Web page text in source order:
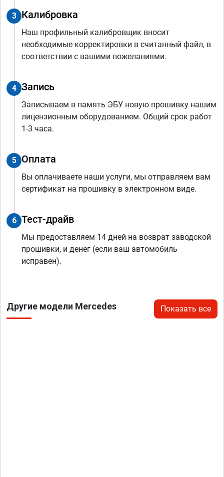
3 Калибровка
Наш профильный калибровщик вносит
необходимые корректировки в считанный файл, в
соответствии с вашими пожеланиями.
4 Запись
Записываем в память ЭБУ новую прошивку нашим
лицензионным оборудованием. Общий срок работ
1-3 часа.
5 Оплата
Вы оплачиваете наши услуги, мы отправляем вам
сертификат на прошивку в электронном виде.
6 Тест-драйв
Мы предоставляем 14 дней на возврат заводской
прошивки, и денег (если ваш автомобиль
исправен).
Другие модели Mercedes Показать все